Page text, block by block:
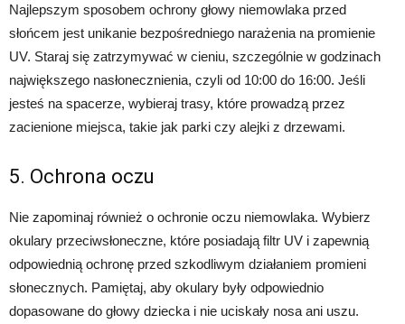
Najlepszym sposobem ochrony głowy niemowlaka przed
słońcem jest unikanie bezpośredniego narażenia na promienie
UV. Staraj się zatrzymywać w cieniu, szczególnie w godzinach
największego nasłonecznienia, czyli od 10:00 do 16:00. Jeśli
jesteś na spacerze, wybieraj trasy, które prowadzą przez
zacienione miejsca, takie jak parki czy alejki z drzewami.
5. Ochrona oczu
Nie zapominaj również o ochronie oczu niemowlaka. Wybierz
okulary przeciwsłoneczne, które posiadają filtr UV i zapewnią
odpowiednią ochronę przed szkodliwym działaniem promieni
słonecznych. Pamiętaj, aby okulary były odpowiednio
dopasowane do głowy dziecka i nie uciskały nosa ani uszu.